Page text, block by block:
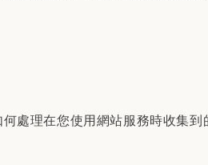
處理在您使用網站服務時收集